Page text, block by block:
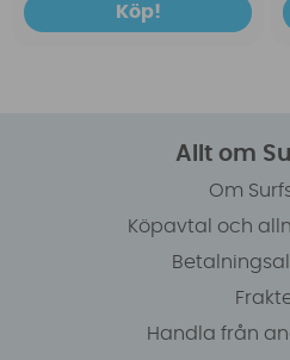
Köp!
Allt om
Om
Köpavtal och
Handla från